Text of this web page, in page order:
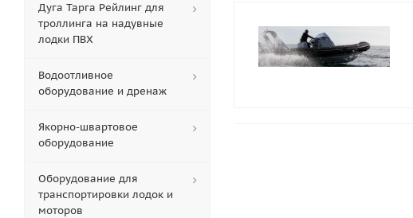
Дуга Тарга Рейлинг для
троллинга на надувные
лодки ПВХ
Водоотливное
оборудование и дренаж
Якорно-швартовое
оборудование
Оборудование для
транспортировки лодок и
моторов